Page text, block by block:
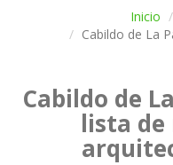
Inicio
Cabildo de La
Cabildo de
lista de